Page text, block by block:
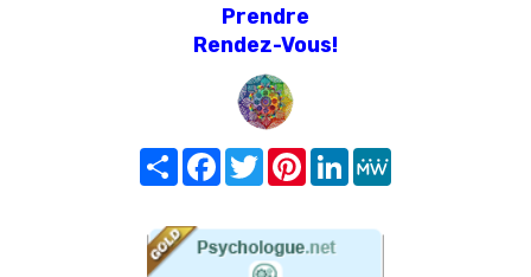
Prendre
Rendez-Vous!
Share FacebookTwitterPinterest
LinkedIn